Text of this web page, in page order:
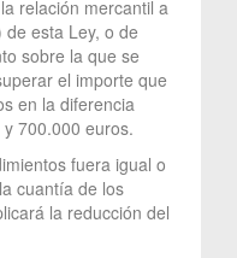
relación mercantil a
esta Ley, o de
sobre la que se
el importe que
en la diferencia
700.000 euros.
fuera igual o
cuantía de los
la reducción del